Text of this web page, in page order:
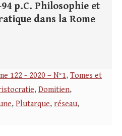
p.C. Philosophie et
dans la Rome
122 - 2020 – N°1, Tomes et
, Domitien,
, Plutarque, réseau,